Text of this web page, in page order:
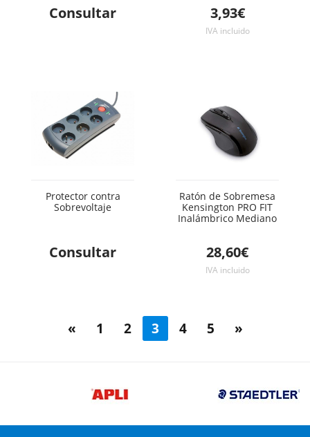
Consultar 3,93€
IVA incluido
Protector contra
Sobrevoltaje
Consultar
Ratón de Sobremesa
Kensington PRO FIT
Inalámbrico Mediano
28,60€
IVA incluido
« 1 2 3 4 5 »